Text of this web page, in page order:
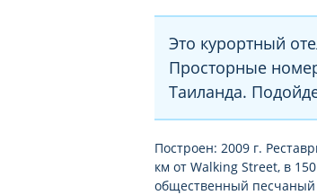
Это курортный
Просторные
Таиланда.
Построен: 2009 г.
км от Walking Street, в
общественный песчаный